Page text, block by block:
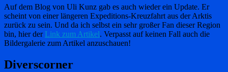
Auf dem Blog von Uli Kunz gab es auch wieder ein Update. Er
scheint von einer längeren Expeditions-Kreuzfahrt aus der Arktis
zurück zu sein. Und da ich selbst ein sehr großer Fan dieser Region
bin, hier der Link zum Artikel. Verpasst auf keinen Fall auch die
Bildergalerie zum Artikel anzuschauen!
Diverscorner